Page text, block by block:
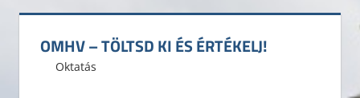
Jogtudományi
Hallgatói
Önkormányzat
OMHV – TÖLTSD KI ÉS ÉRTÉKELJ!
2014. január 4.
ELTE ÁJK HÖK
Oktatás